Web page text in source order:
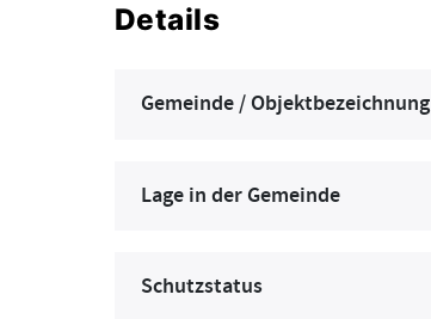
Details
Gemeinde / Objektbezeichnung
Lage in der Gemeinde
Schutzstatus